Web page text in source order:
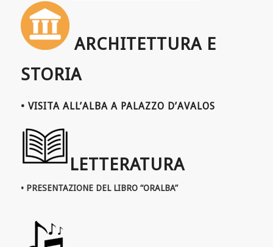
ARCHITETTURA E
STORIA
• VISITA ALL’ALBA A PALAZZO D’AVALOS
LETTERATURA
• PRESENTAZIONE DEL LIBRO “ORALBA”